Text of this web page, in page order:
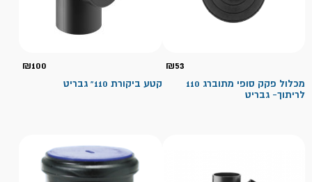
₪53
מכלול פקק סופי מתוברג 110
לריתוך- גבריט
₪100
קטע ביקורת 110" גבריט